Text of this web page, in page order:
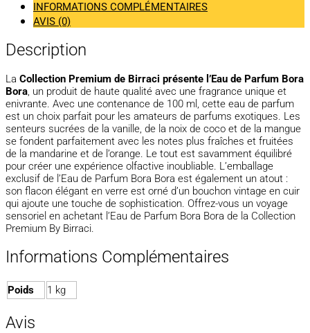
INFORMATIONS COMPLÉMENTAIRES
AVIS (0)
Description
La Collection Premium de Birraci présente l’Eau de Parfum Bora
Bora, un produit de haute qualité avec une fragrance unique et
enivrante. Avec une contenance de 100 ml, cette eau de parfum
est un choix parfait pour les amateurs de parfums exotiques. Les
senteurs sucrées de la vanille, de la noix de coco et de la mangue
se fondent parfaitement avec les notes plus fraîches et fruitées
de la mandarine et de l’orange. Le tout est savamment équilibré
pour créer une expérience olfactive inoubliable. L’emballage
exclusif de l’Eau de Parfum Bora Bora est également un atout :
son flacon élégant en verre est orné d’un bouchon vintage en cuir
qui ajoute une touche de sophistication. Offrez-vous un voyage
sensoriel en achetant l’Eau de Parfum Bora Bora de la Collection
Premium By Birraci.
Informations Complémentaires
Poids 1 kg
Avis